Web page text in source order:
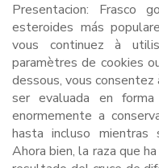
Presentacion:
esteroides más
vous continuez à
paramètres de cookies
dessous, vous
ser evaluada en forma
enormemente a
hasta incluso mientras
Ahora bien, la raza que